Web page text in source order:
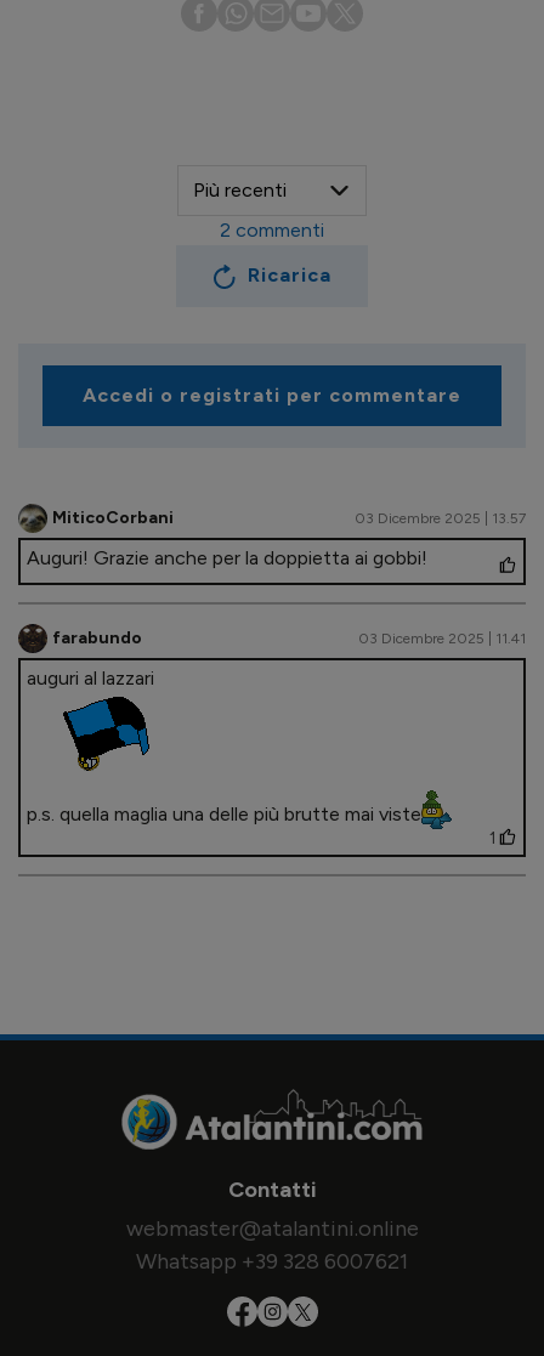
Ricarica
2 commenti
Accedi o registrati per commentare
MiticoCorbani 03 Dicembre 2025 | 13.57
Auguri! Grazie anche per la doppietta ai gobbi!
farabundo 03 Dicembre 2025 | 11.41
auguri al lazzari
p.s. quella maglia una delle più brutte mai viste
1
Contatti
webmaster@atalantini.online
Whatsapp +39 328 6007621